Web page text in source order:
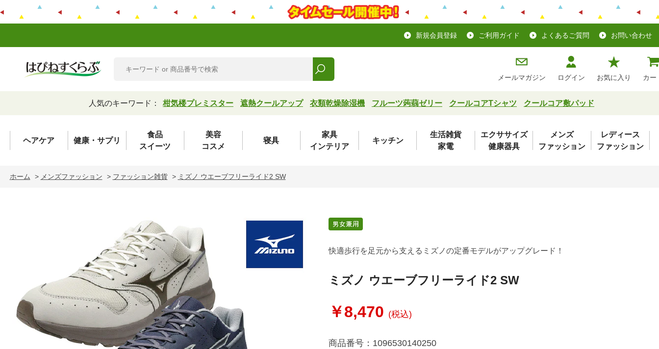
新規会員登録 ご利用ガイド よくあるご質問 お問い合わせ
メールマガジン ログイン お気に入り カー
人気のキーワード： 柑気楼プレミスター 遮熱クールアップ 衣類乾燥除湿機 フルーツ蒟蒻ゼリー クールコアTシャツ クールコア敷パッド
ヘアケア 健康・サプリ
食品
スイーツ
美容
コスメ
寝具
家具
インテリア
キッチン
生活雑貨
家電
エクササイズ
健康器具
メンズ
ファッション
レディース
ファッション
ホーム > メンズファッション > ファッション雑貨 > ミズノ ウエーブフリーライド2 SW
快適歩行を足元から支えるミズノの定番モデルがアップグレード！
ミズノ ウエーブフリーライド2 SW
￥8,470 (税込)
商品番号： 1096530140250